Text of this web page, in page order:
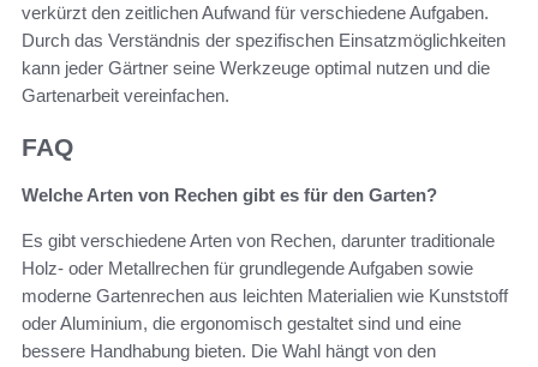
verkürzt den zeitlichen Aufwand für verschiedene Aufgaben.
Durch das Verständnis der spezifischen Einsatzmöglichkeiten
kann jeder Gärtner seine Werkzeuge optimal nutzen und die
Gartenarbeit vereinfachen.
FAQ
Welche Arten von Rechen gibt es für den Garten?
Es gibt verschiedene Arten von Rechen, darunter traditionale
Holz- oder Metallrechen für grundlegende Aufgaben sowie
moderne Gartenrechen aus leichten Materialien wie Kunststoff
oder Aluminium, die ergonomisch gestaltet sind und eine
bessere Handhabung bieten. Die Wahl hängt von den